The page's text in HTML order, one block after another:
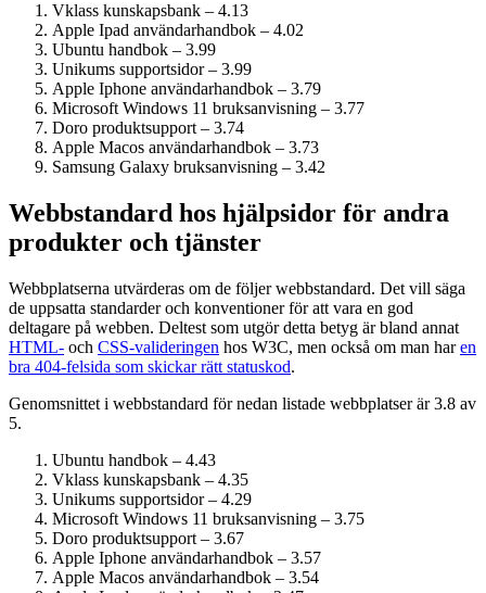
Vklass kunskapsbank – 4.13
Apple Ipad användarhandbok – 4.02
Ubuntu handbok – 3.99
Unikums supportsidor – 3.99
Apple Iphone användarhandbok – 3.79
Microsoft Windows 11 bruksanvisning – 3.77
Doro produktsupport – 3.74
Apple Macos användarhandbok – 3.73
Samsung Galaxy bruksanvisning – 3.42
Webbstandard hos hjälpsidor för andra
produkter och tjänster
Webbplatserna utvärderas om de följer webbstandard. Det vill säga
de uppsatta standarder och konventioner för att vara en god
deltagare på webben. Deltest som utgör detta betyg är bland annat
HTML- och CSS-valideringen hos W3C, men också om man haren
bra 404-felsida som skickar rätt statuskod.
Genomsnittet i webbstandard för nedan listade webbplatser är 3.8 av
5.
Ubuntu handbok – 4.43
Vklass kunskapsbank – 4.35
Unikums supportsidor – 4.29
Microsoft Windows 11 bruksanvisning – 3.75
Doro produktsupport – 3.67
Apple Iphone användarhandbok – 3.57
Apple Macos användarhandbok – 3.54